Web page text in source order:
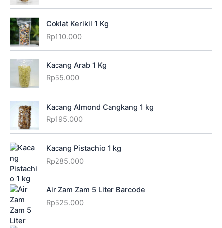
Coklat Kerikil 1 Kg
Rp110.000
Kacang Arab 1 Kg
Rp55.000
Kacang Almond Cangkang 1 kg
Rp195.000
Kacang Pistachio 1 kg
Rp285.000
Air Zam Zam 5 Liter Barcode
Rp525.000